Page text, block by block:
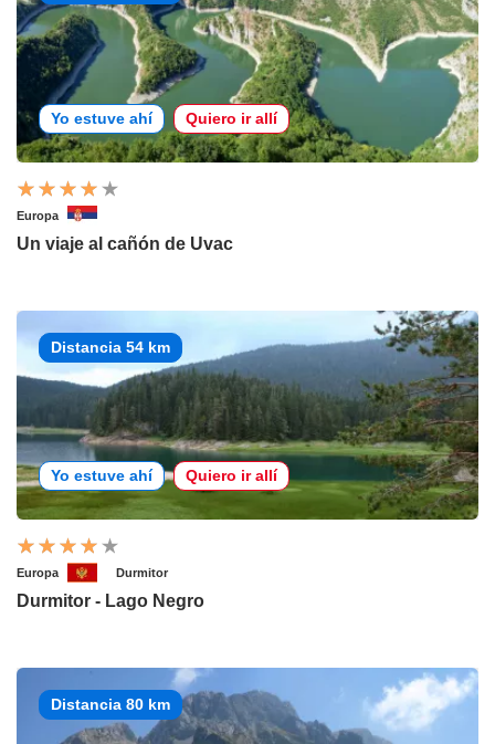
Yo estuve ahí Quiero ir allí
Europa
Un viaje al cañón de Uvac
Distancia 54 km
Yo estuve ahí Quiero ir allí
Europa Durmitor
Durmitor - Lago Negro
Distancia 80 km